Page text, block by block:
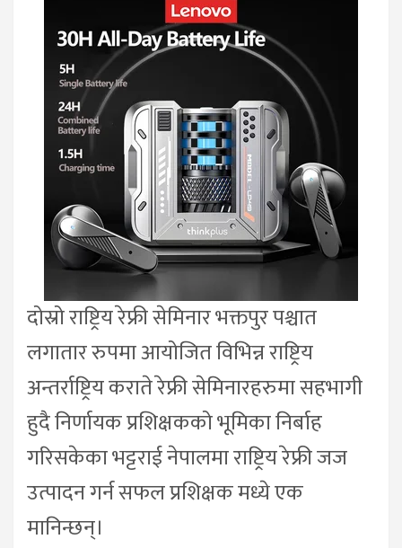
दोस्रो राष्ट्रिय रेफ्री सेमिनार भक्तपुर पश्चात
लगातार रुपमा आयोजित विभिन्न राष्ट्रिय
अन्तर्राष्ट्रिय कराते रेफ्री सेमिनारहरुमा सहभागी
हुदै निर्णायक प्रशिक्षकको भूमिका निर्बाह
गरिसकेका भट्टराई नेपालमा राष्ट्रिय रेफ्री जज
उत्पादन गर्न सफल प्रशिक्षक मध्ये एक
मानिन्छन्।